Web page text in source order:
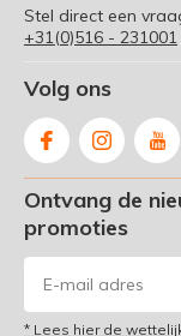
Stel direct een
+31(0)516 - 231001
Volg ons
Ontvang de
promoties
* Lees hier de